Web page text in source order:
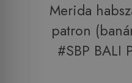
Merida
patron
#SBP BALI